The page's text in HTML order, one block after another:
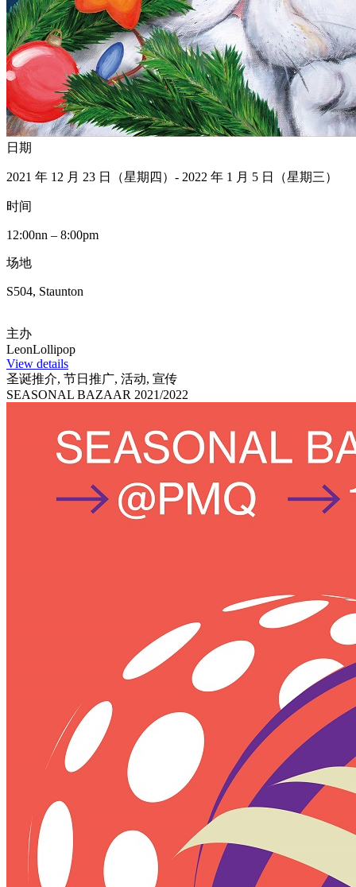
日期
2021 年 12 月 23 日（星期四）- 2022 年 1 月 5 日（星期三）
时间
12:00nn – 8:00pm
场地
S504, Staunton
主办
LeonLollipop
View details
圣诞推介, 节日推广, 活动, 宣传
SEASONAL BAZAAR 2021/2022